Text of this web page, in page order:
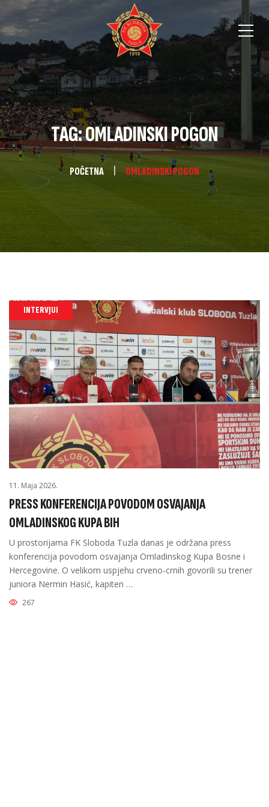
TAG: OMLADINSKI POGON
POČETNA OMLADINSKI POGON
INTERVJUI
11. Maja 2026.
PRESS KONFERENCIJA POVODOM OSVAJANJA
OMLADINSKOG KUPA BIH
U prostorijama FK Sloboda Tuzla danas je održana press
konferencija povodom osvajanja Omladinskog Kupa Bosne i
Hercegovine. O velikom uspjehu crveno-crnih govorili su trener
juniora Nermin Hasić, kapiten …
267